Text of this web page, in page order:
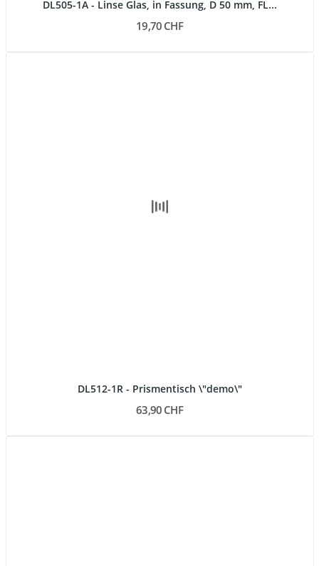
DL505-1A - Linse Glas, in Fassung, D 50 mm, FL...
19,70 CHF
DL512-1R - Prismentisch \"demo\"
63,90 CHF